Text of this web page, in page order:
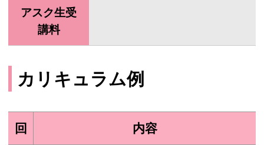
アスク生受
講料
カリキュラム例
回 内容